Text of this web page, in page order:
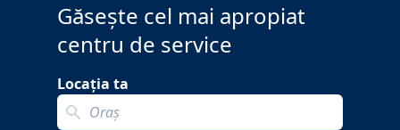
Găsește cel mai apropiat
centru de service
Locația ta
Search localization